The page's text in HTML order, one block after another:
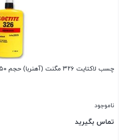
چسب لاکتایت ۳۲۶ مگنت (آهنربا) حجم ۲۵۰ میلی لیتر
ناموجود
تماس بگیرید